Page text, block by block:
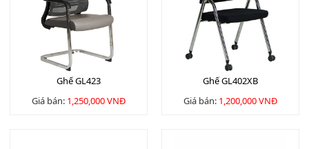
Ghế GL423
Giá bán: 1,250,000 VNĐ
Ghế GL402XB
Giá bán: 1,200,000 VNĐ